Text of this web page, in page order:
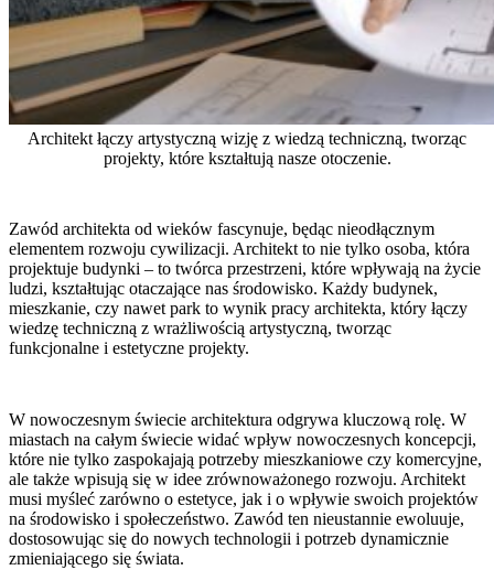
Architekt łączy artystyczną wizję z wiedzą techniczną, tworząc
projekty, które kształtują nasze otoczenie.
Zawód architekta od wieków fascynuje, będąc nieodłącznym
elementem rozwoju cywilizacji. Architekt to nie tylko osoba, która
projektuje budynki – to twórca przestrzeni, które wpływają na życie
ludzi, kształtując otaczające nas środowisko. Każdy budynek,
mieszkanie, czy nawet park to wynik pracy architekta, który łączy
wiedzę techniczną z wrażliwością artystyczną, tworząc
funkcjonalne i estetyczne projekty.
W nowoczesnym świecie architektura odgrywa kluczową rolę. W
miastach na całym świecie widać wpływ nowoczesnych koncepcji,
które nie tylko zaspokajają potrzeby mieszkaniowe czy komercyjne,
ale także wpisują się w idee zrównoważonego rozwoju. Architekt
musi myśleć zarówno o estetyce, jak i o wpływie swoich projektów
na środowisko i społeczeństwo. Zawód ten nieustannie ewoluuje,
dostosowując się do nowych technologii i potrzeb dynamicznie
zmieniającego się świata.